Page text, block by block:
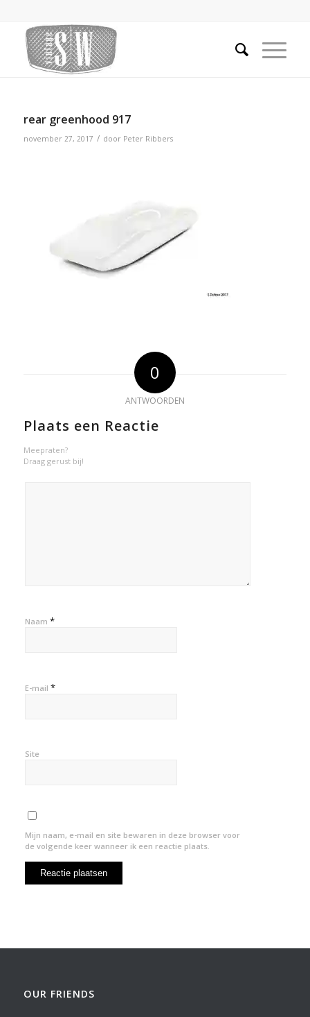
rear greenhood 917
november 27, 2017 / door Peter Ribbers
0
ANTWOORDEN
Plaats een Reactie
Meepraten?
Draag gerust bij!
Naam *
E-mail *
Site
Mijn naam, e-mail en site bewaren in deze browser voor
de volgende keer wanneer ik een reactie plaats.
OUR FRIENDS